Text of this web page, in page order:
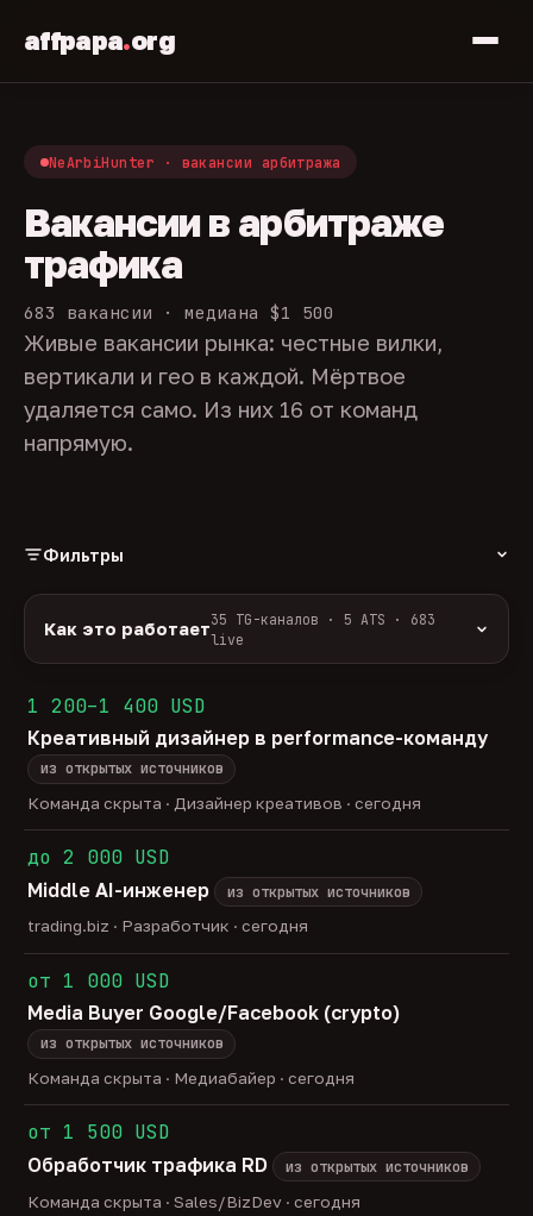
affpapa.org
NeArbiHunter · вакансии арбитража
Вакансии в арбитраже
трафика
683 вакансии · медиана $1 500
Живые вакансии рынка: честные вилки,
вертикали и гео в каждой. Мёртвое
удаляется само. Из них 16 от команд
напрямую.
Фильтры
удалённо 588 гибрид
ГРЕЙД
junior43 middle276
head 23
только с зарплатой
Как это работает35 TG-каналов · 5 ATS · 683
live
ArbiHunter, Партнёркин и ATS-площадки
(Greenhouse, Himalayas и другие).
Разбор:нейронка разбирает сырец каждые 30
минут — роль, вертикаль, формат, вилка, грейд.
Скам-фильтр:
без предоплат и взносов, без
обещаний гарантированного дохода, без увода в
Свежесть:протухшее удаляется автоматически
через 30 дней.
35TG-каналов ·5ATS-площадок ·
1 200–1 400 USD
Креативный дизайнер в performance-команду
из открытых источников
Команда скрыта · Дизайнер креативов · сегодня
до 2 000 USD
Middle AI-инженер
из открытых источников
trading.biz · Разработчик · сегодня
от 1 000 USD
Media Buyer Google/Facebook (crypto)
из открытых источников
Команда скрыта · Медиабайер · сегодня
от 1 500 USD
Обработчик трафика RD
из открытых источников
Команда скрыта · Sales/BizDev · сегодня